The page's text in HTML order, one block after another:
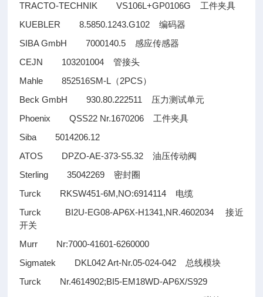
TRACTO-TECHNIK VS106L+GP0106G 工件夹具
KUEBLER 8.5850.1243.G102编码器
SIBA GmbH 7000140.5感应传感器
CEJN 103201004管接头
Mahle 852516SM-L （2PCS）
Beck GmbH 930.80.222511 压力测试单元
Phoenix QSS22 Nr.1670206 工件夹具
Siba 5014206.12
ATOS DPZO-AE-373-S5.32油压传动阀
Sterling 35042269 密封圈
Turck RKSW451-6M,NO:6914114 电缆
Turck BI2U-EG08-AP6X-H1341,NR.4602034 接近
开关
Murr Nr:7000-41601-6260000
Sigmatek DKL042 Art-Nr.05-024-042 总线模块
Turck Nr.4614902;BI5-EM18WD-AP6X/S929